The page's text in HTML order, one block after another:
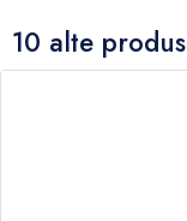
10 alte